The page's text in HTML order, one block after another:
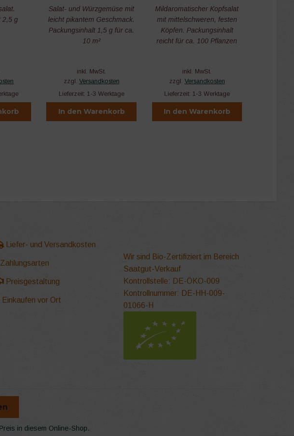
2,5 g
Salat- und Würzgemüse mit
leicht pikantem Geschmack.
Packungsinhalt 1,5 g für ca.
10 m²
inkl. MwSt.
zzgl. Versandkosten
Lieferzeit: 1-3 Werktage
In den Warenkorb
Mildaromatischer Kopfsalat
mit mittelschweren, festen
Köpfen. Packungsinhalt
reicht für ca. 100 Pflanzen
inkl. MwSt.
zzgl. Versandkosten
Lieferzeit: 1-3 Werktage
In den Warenkorb
Liefer- und Versandkosten
Zahlungsarten
Preisgestaltung
Einkaufen vor Ort
Wir sind Bio-Zertifiziert im Bereich
Saatgut-Verkauf
Kontrollstelle: DE-ÖKO-009
Kontrollnummer: DE-HH-009-
01066-H
in diesem Online-Shop.